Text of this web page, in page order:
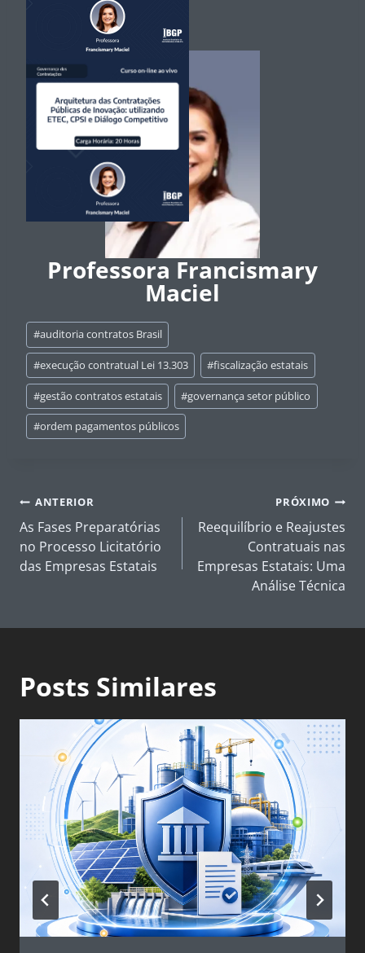
Professora Francismary
Maciel
Tags
do
Post:
#auditoria contratos Brasil
#execução contratual Lei 13.303 #fiscalização estatais
#gestão contratos estatais #governança setor público
#ordem pagamentos públicos
Navegação
de
Post
ANTERIOR
As Fases Preparatórias
no Processo Licitatório
das Empresas Estatais
PRÓXIMO
Reequilíbrio e Reajustes
Contratuais nas
Empresas Estatais: Uma
Análise Técnica
Posts Similares